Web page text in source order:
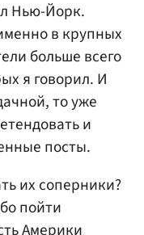
Нью-Йорк.
в крупных
больше всего
я говорил. И
то уже
и
посты.
их соперники?
пойти
Америки